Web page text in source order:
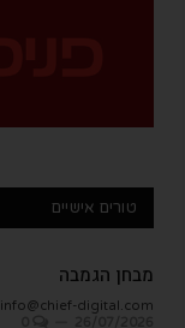
טורים אישיים
מבחן הגמבה
info@chief-digital.com